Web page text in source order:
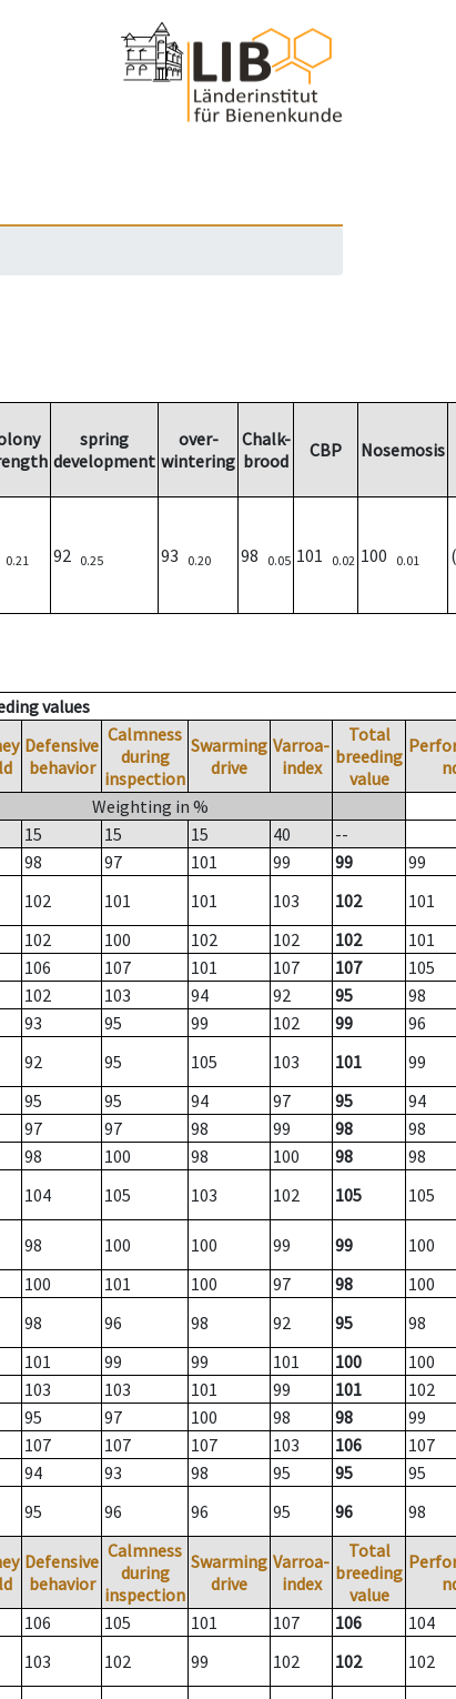
spring
development
over-
wintering
Chalk-
brood
CBP Nosemosis
0.21 92 0.25 93 0.20 98 0.05 101 0.02 100 0.01
values
Defensive
behavior
Calmness
during
inspection
Swarming
drive
Varroa-
index
Total
breeding
value
Weighting in %
15 15 15 40
--
98 97 101 99 99
99
102 101 101 103 102
101
102 100 102 102 102
101
106 107 101 107 107
105
102 103 94 92 95
98
93 95 99 102 99
96
92 95 105 103 101
99
95 95 94 97 95
94
97 97 98 99 98
98
98 100 98 100 98
98
104 105 103 102 105 105
98 100 100 99 99
100
100 101 100 97 98
100
98 96 98 92 95
98
101 99 99 101 100
100
103 103 101 99 101
102
95 97 100 98 98
99
107 107 107 103 106
107
94 93 98 95 95
95
95 96 96 95 96 98
Defensive
behavior
Calmness
during
inspection
Swarming
drive
Varroa-
index
Total
breeding
value
106 105 101 107 106
104
103 102 99 102 102 102